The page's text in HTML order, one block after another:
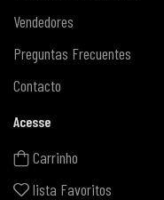
Vendedores
Preguntas Frecuentes
Contacto
Acesse
Carrinho
lista Favoritos